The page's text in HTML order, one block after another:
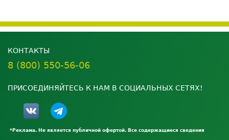
КОНТАКТЫ
8 (800) 550-56-06
ПРИСОЕДИНЯЙТЕСЬ К НАМ В СОЦИАЛЬНЫХ СЕТЯХ!
*Реклама. Не является публичной офертой. Все содержащиеся сведения